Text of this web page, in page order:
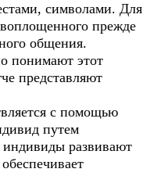
символами. Для
прежде
общения.
понимают этот
представляют
с помощью
путем
индивиды развивают